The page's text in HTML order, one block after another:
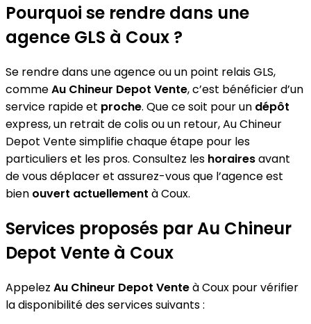
Pourquoi se rendre dans une
agence GLS à Coux ?
Se rendre dans une agence ou un point relais GLS,
commeAu Chineur Depot Vente, c’est bénéficier d’un
service rapide et proche. Que ce soit pour un dépôt
express, un retrait de colis ou un retour, Au Chineur
Depot Vente simplifie chaque étape pour les
particuliers et les pros. Consultez les horairesavant
de vous déplacer et assurez-vous que l’agence est
bien ouvert actuellement à Coux.
Services proposés par Au Chineur
Depot Vente à Coux
Appelez Au Chineur Depot Venteà Coux pour vérifier
la disponibilité des services suivants :